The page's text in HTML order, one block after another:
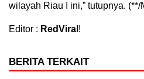
wilayah Riau I ini,” tutupnya. (**/
Editor : RedViral !
BERITA TERKAIT